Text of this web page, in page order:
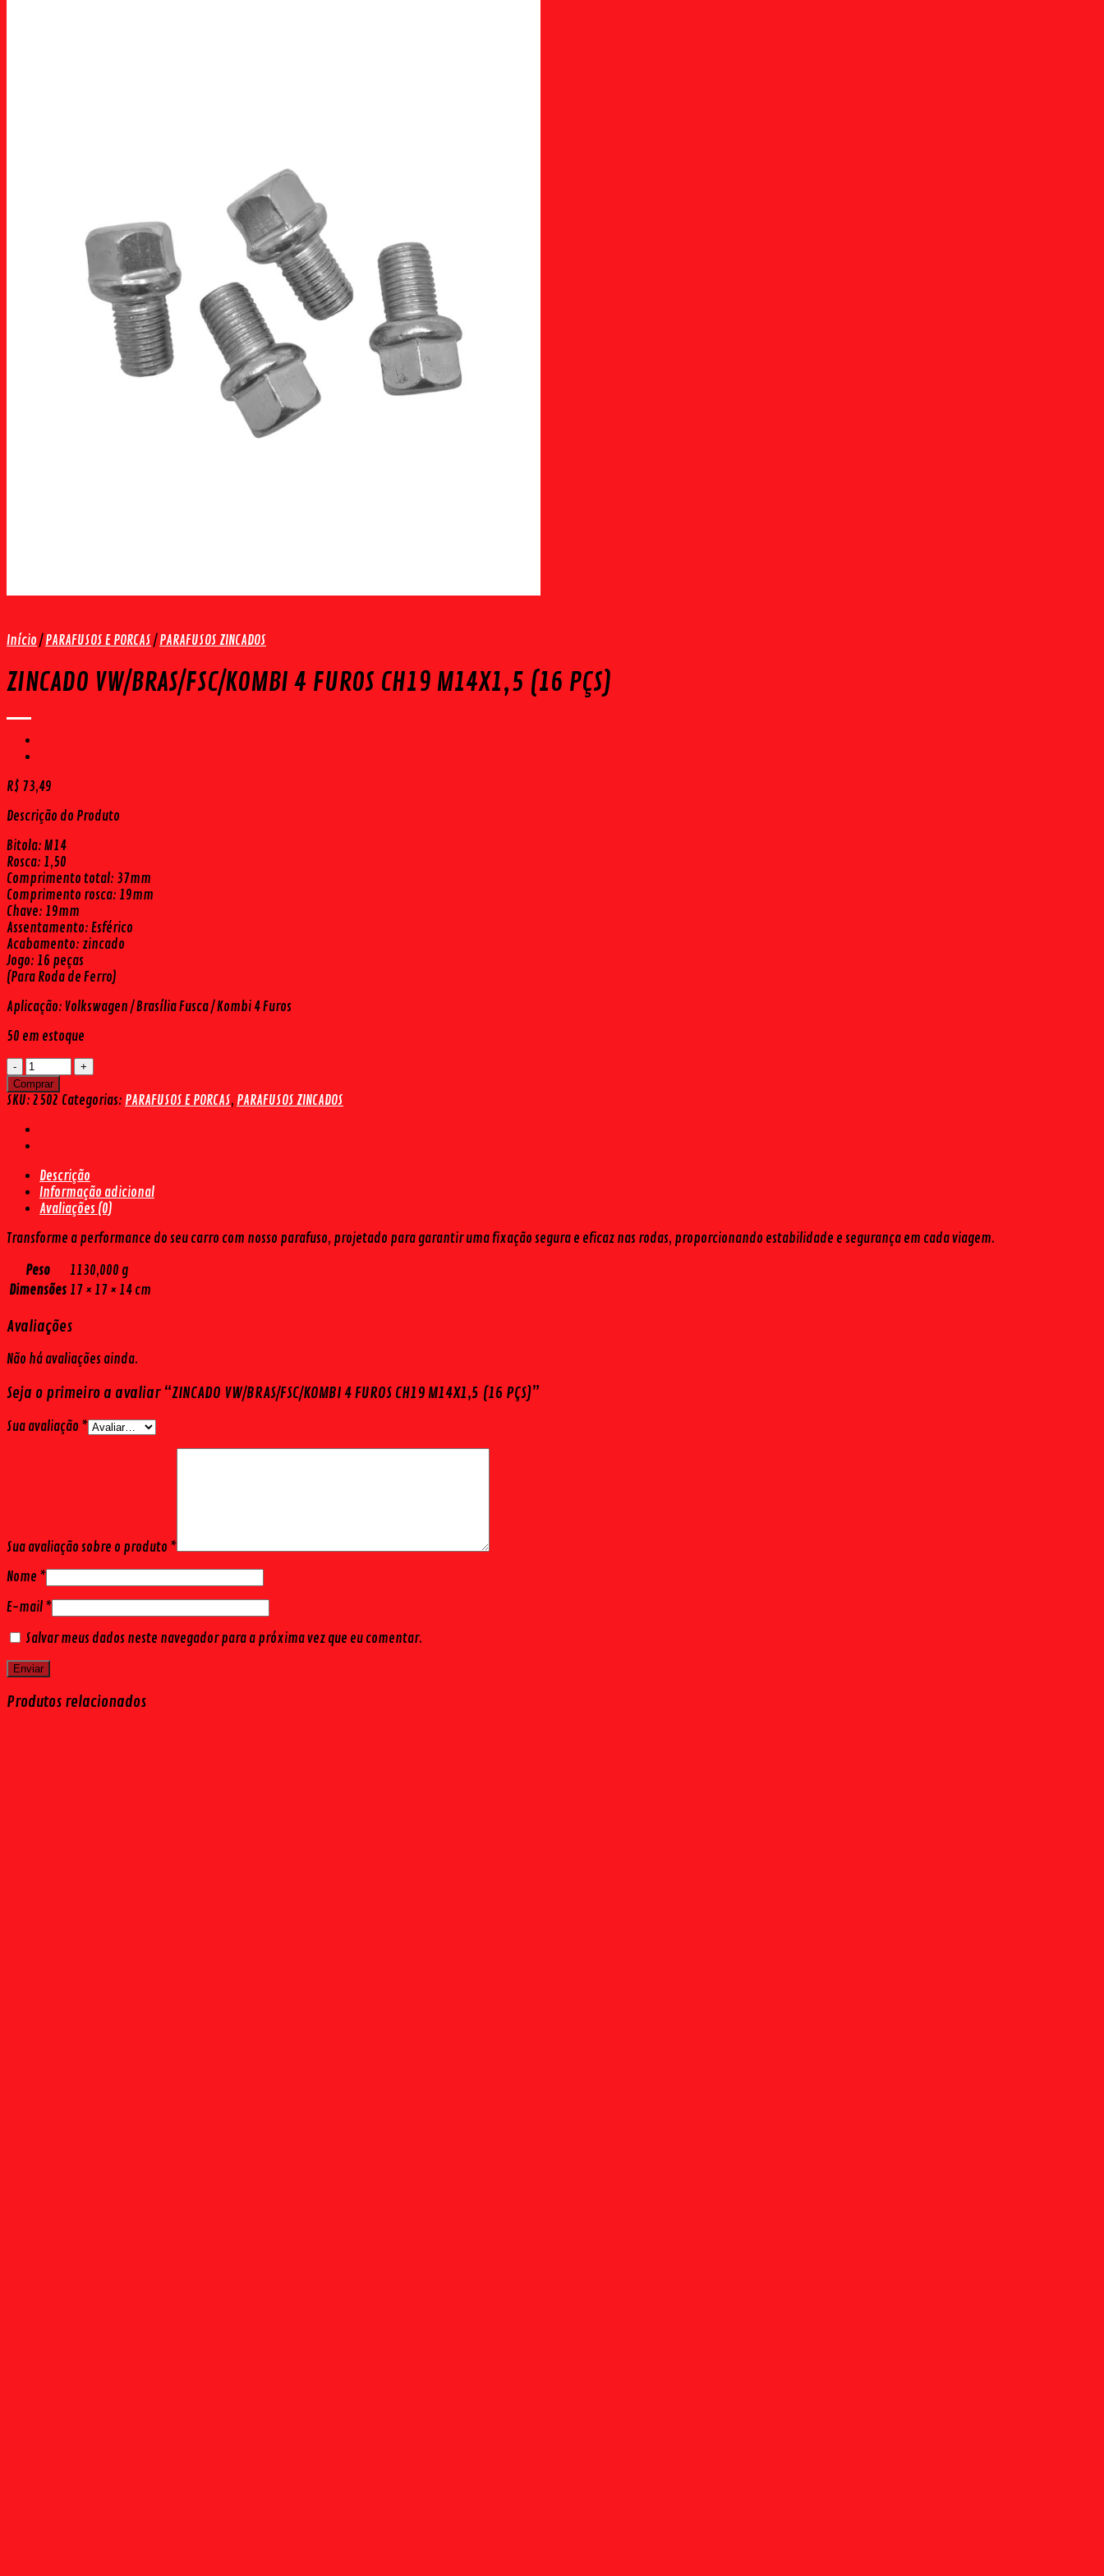
Início / PARAFUSOS E PORCAS / PARAFUSOS ZINCADOS
ZINCADO VW/BRAS/FSC/KOMBI 4 FUROS CH19 M14X1,5 (16 PÇS)
R$ 73,49
Descrição do Produto
Bitola: M14
Rosca: 1,50
Comprimento total: 37mm
Comprimento rosca: 19mm
Chave: 19mm
Assentamento: Esférico
Acabamento: zincado
Jogo: 16 peças
(Para Roda de Ferro)
Aplicação: Volkswagen / Brasília Fusca / Kombi 4 Furos
50 em estoque
ZINCADO
VW/BRAS/FSC/KOMBI
4
CH19
M14X1,5
PÇS)
quantidade
Comprar
SKU: 2502 Categorias: PARAFUSOS E PORCAS, PARAFUSOS ZINCADOS
Descrição
Informação adicional
Avaliações (0)
Transforme a performance do seu carro com nosso parafuso, projetado para garantir uma fixação segura e eficaz nas rodas, proporcionando estabilidade e segurança em cada viagem.
Peso
1130,000 g
Dimensões 17 × 17 × 14 cm
Avaliações
Não há avaliações ainda.
Seja o primeiro a avaliar “ZINCADO VW/BRAS/FSC/KOMBI 4 FUROS CH19 M14X1,5 (16 PÇS)”
Sua avaliação *
Sua avaliação sobre o produto *
Nome *
E-mail *
Salvar meus dados neste navegador para a próxima vez que eu comentar.
Produtos relacionados